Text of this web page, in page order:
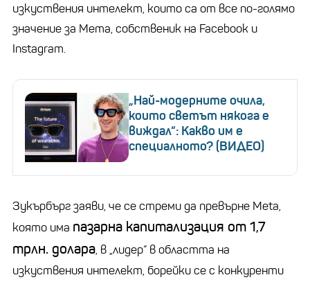
изкуствения интелект, които са от все по-голямо
значение за Мета, собственик на Facebook и
Instagram.
„Най-модерните очила,
които светът някога е
виждал“: Какво им е
специалното? (ВИДЕО)
Зукърбърг заяви, че се стреми да превърне Meta,
която има пазарна капитализация от 1,7
трлн. долара, в „лидер“ в областта на
изкуствения интелект, борейки се с конкуренти